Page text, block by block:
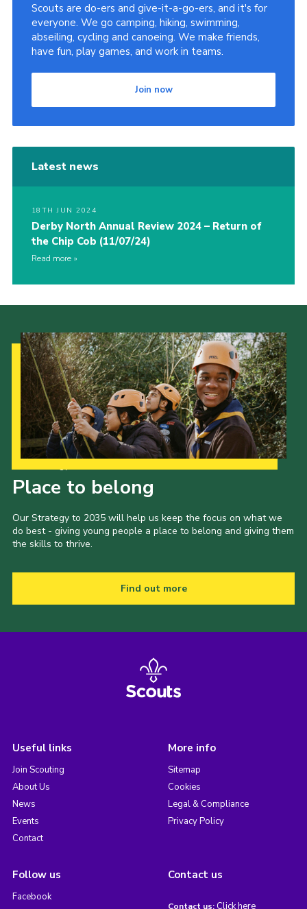
Scouts are do-ers and give-it-a-go-ers, and it's for
everyone. We go camping, hiking, swimming,
abseiling, cycling and canoeing. We make friends,
have fun, play games, and work in teams.
Join now
Latest news
18TH JUN 2024
Derby North Annual Review 2024 – Return of
the Chip Cob (11/07/24)
Read more
Place to belong
Our Strategy to 2035 will help us keep the focus on what we
do best - giving young people a place to belong and giving them
the skills to thrive.
Find out more
Useful links
Join Scouting
About Us
News
Events
Contact
More info
Sitemap
Cookies
Legal & Compliance
Privacy Policy
Follow us
Facebook
Contact us
Contact us: Click here